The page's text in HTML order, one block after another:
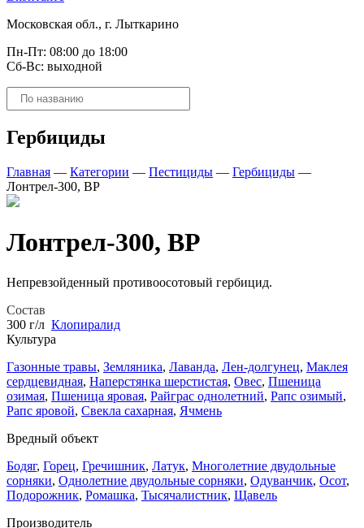
Московская обл., г. Лыткарино
Пн-Пт: 08:00 до 18:00
Сб-Вс: выходной
Поиск
товаров
Гербициды
Главная — Категории — Пестициды — Гербициды —
Лонтрел-300, ВР
Лонтрел-300, ВР
Непревзойденный противоосотовый гербицид.
Состав
300 г/л Клопиралид
Культура
Газонные травы, Земляника, Лаванда, Лен-долгунец, Маклея
сердцевидная, Наперстянка шерстистая, Овес, Пшеница
озимая, Пшеница яровая, Райграс однолетний, Рапс озимый,
Рапс яровой, Свекла сахарная, Ячмень
Вредный объект
Бодяг, Горец, Гречишник, Латук, Многолетние двудольные
сорняки, Однолетние двудольные сорняки, Одуванчик, Осот,
Подорожник, Ромашка, Тысячалистник, Щавель
Производитель